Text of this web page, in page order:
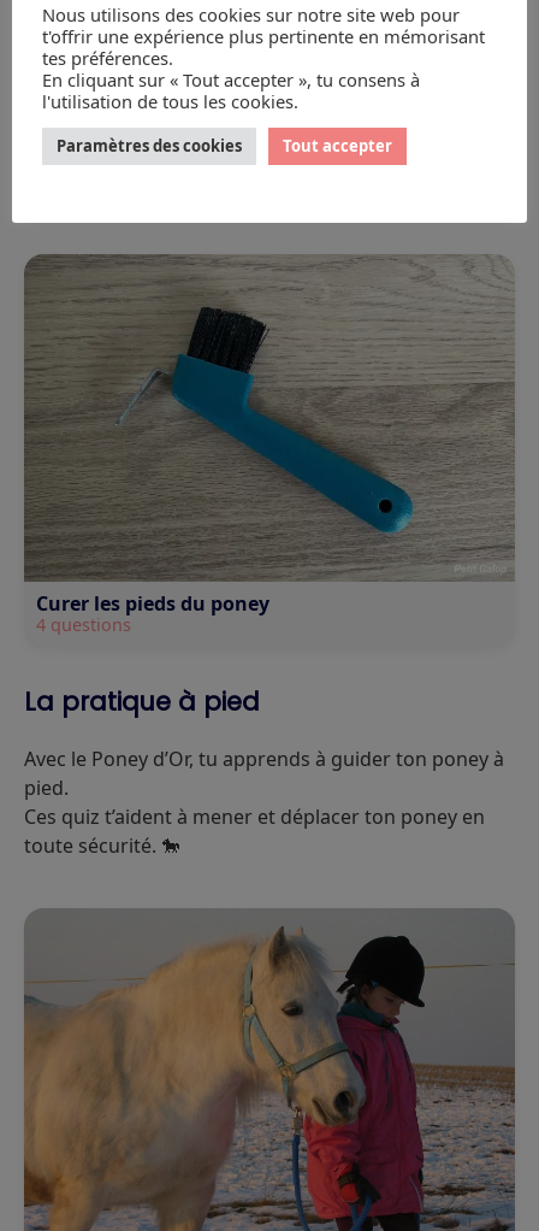
Curer les pieds du poney
4 questions
La pratique à pied
Avec le Poney d’Or, tu apprends à guider ton poney à
pied.
Ces quiz t’aident à mener et déplacer ton poney en
toute sécurité. 🐎
Nous utilisons des cookies sur notre site web pour
t'offrir une expérience plus pertinente en mémorisant
tes préférences.
En cliquant sur « Tout accepter », tu consens à
l'utilisation de tous les cookies.
Paramètres des cookies Tout accepter